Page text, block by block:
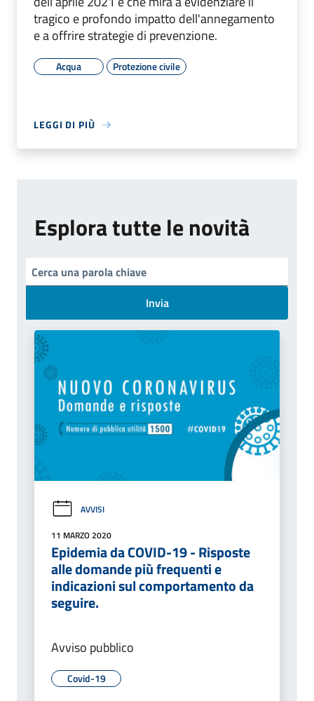
tragico e profondo impatto dell'annegamento
e a offrire strategie di prevenzione.
Acqua Protezione civile
LEGGI DI PIÙ
Esplora tutte le novità
Invia
AVVISI
11 MARZO 2020
Epidemia da COVID-19 - Risposte
alle domande più frequenti e
indicazioni sul comportamento da
seguire.
Avviso pubblico
Covid-19